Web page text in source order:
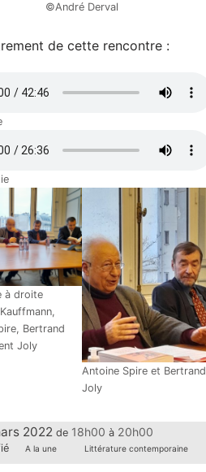
©André Derval
de cette rencontre :
à droite
Bertrand
Joly
Antoine Spire et Bertrand
Joly
2022 de 18h00 à 20h00
A la une Littérature contemporaine